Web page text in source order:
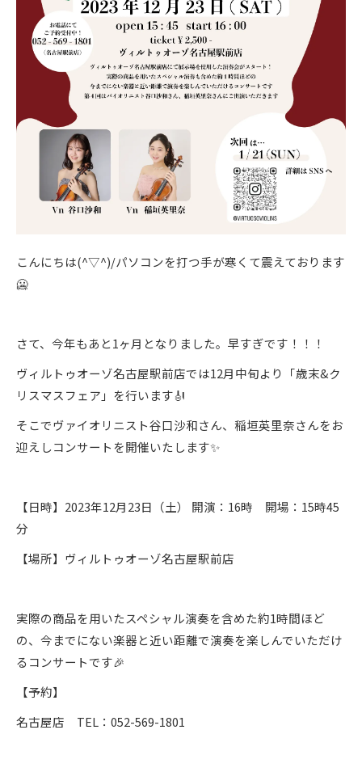
こんにちは(^▽^)/パソコンを打つ手が寒くて震えております
🥶
さて、今年もあと1ヶ月となりました。早すぎです！！！
ヴィルトゥオーゾ名古屋駅前店では12月中旬より「歳末&ク
リスマスフェア」を行います🎻
そこでヴァイオリニスト谷口沙和さん、稲垣英里奈さんをお
迎えしコンサートを開催いたします✨
【日時】2023年12月23日（土） 開演：16時 開場：15時45
分
【場所】ヴィルトゥオーゾ名古屋駅前店
実際の商品を用いたスペシャル演奏を含めた約1時間ほど
の、今までにない楽器と近い距離で演奏を楽しんでいただけ
るコンサートです🎉
【予約】
名古屋店 TEL：052-569-1801